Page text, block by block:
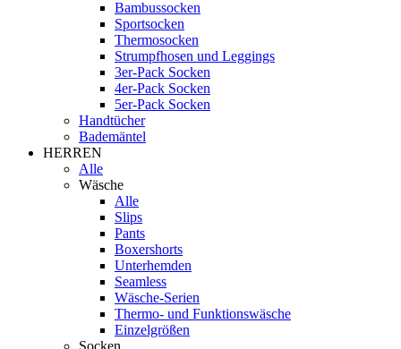
Bambussocken
Sportsocken
Thermosocken
Strumpfhosen und Leggings
3er-Pack Socken
4er-Pack Socken
5er-Pack Socken
Handtücher
Bademäntel
HERREN
Alle
Wäsche
Alle
Slips
Pants
Boxershorts
Unterhemden
Seamless
Wäsche-Serien
Thermo- und Funktionswäsche
Einzelgrößen
Socken